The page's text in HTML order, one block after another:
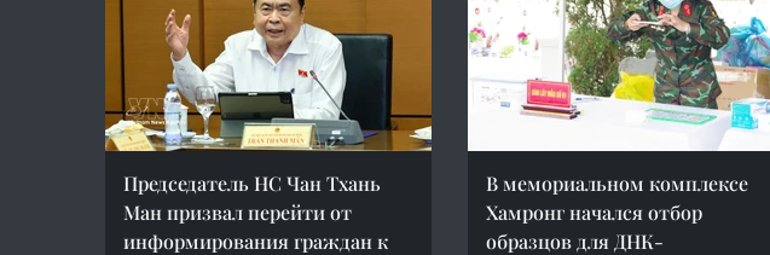
Председатель НС Чан Тхань
Ман призвал перейти от
информирования граждан к
В мемориальном комплексе
Хамронг начался отбор
образцов для ДНК-